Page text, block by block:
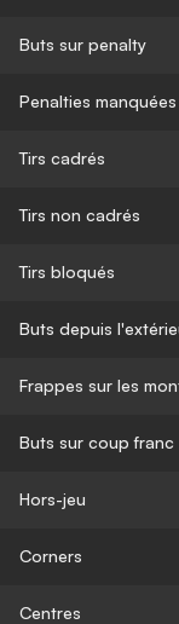
Buts sur penalty
Penalties manquées
Tirs cadrés
Tirs non cadrés
Tirs bloqués
Buts depuis
Frappes sur les
Buts sur coup franc
Hors-jeu
Corners
Centres